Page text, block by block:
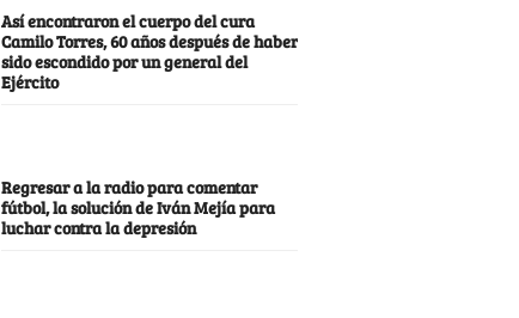
Así encontraron el cuerpo del cura
Camilo Torres, 60 años después de haber
sido escondido por un general del
Ejército
Regresar a la radio para comentar
fútbol, la solución de Iván Mejía para
luchar contra la depresión